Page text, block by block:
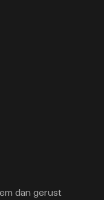
dan gerust